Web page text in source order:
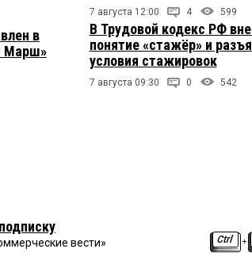
в
Марш»
7 августа 12:00 4 599
В Трудовой кодекс РФ
понятие «стажёр» и
условия стажировок
7 августа 09:30 0 542
вести»